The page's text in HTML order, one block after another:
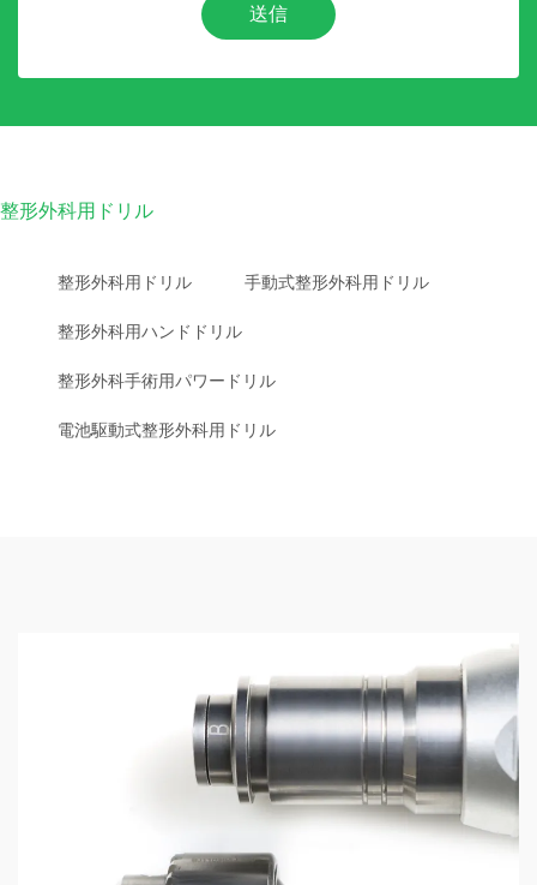
送信
整形外科用ドリル
整形外科用ドリル 手動式整形外科用ドリル
整形外科用ハンドドリル
整形外科手術用パワードリル
電池駆動式整形外科用ドリル